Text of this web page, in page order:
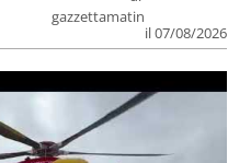
gazzettamatin
il 07/08/2026